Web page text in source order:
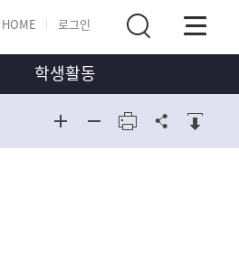
HOME 로그인
학생활동
동아리
포토갤러리
포토갤러리